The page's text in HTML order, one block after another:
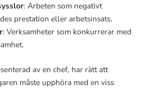
: Arbeten som negativt
prestation eller arbetsinsats.
: Verksamheter som konkurrerar med
av en chef, har rätt att
måste upphöra med en viss